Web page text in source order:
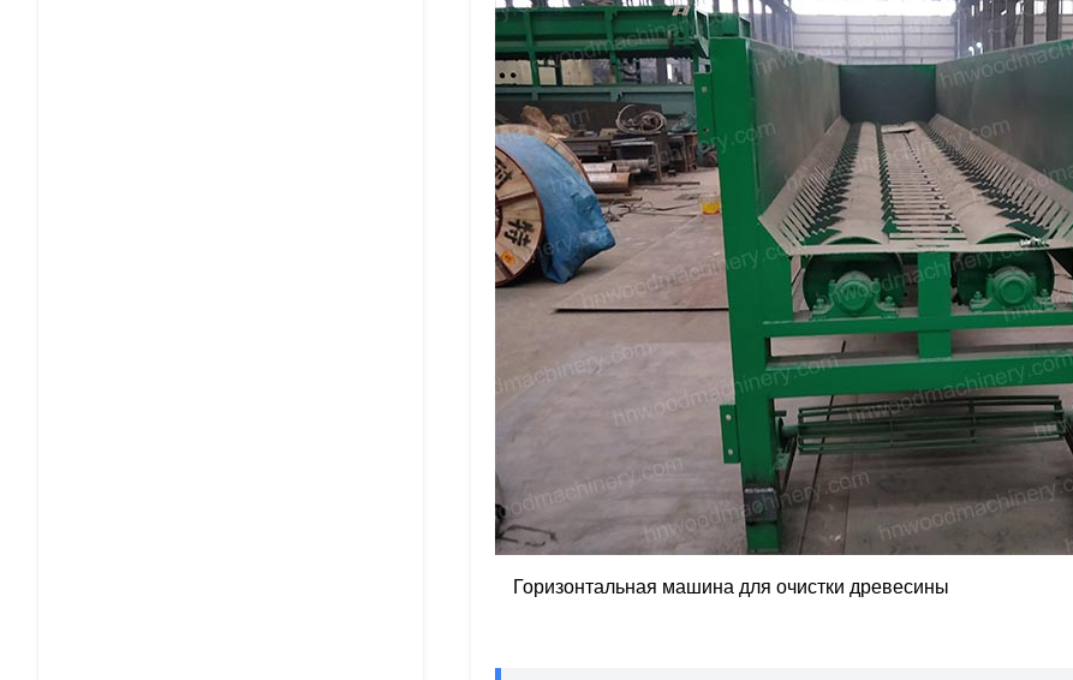
Горизонтальная машина для очистки древесины